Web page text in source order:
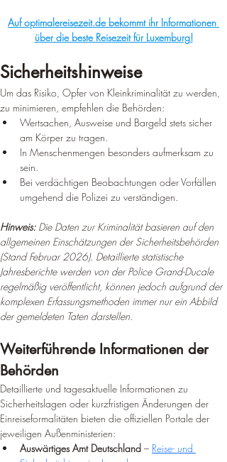
Auf optimalereisezeit.de bekommt ihr Informationen
über die beste Reisezeit für Luxemburg!
Sicherheitshinweise
Um das Risiko, Opfer von Kleinkriminalität zu werden,
zu minimieren, empfehlen die Behörden:
Wertsachen, Ausweise und Bargeld stets sicher
am Körper zu tragen.
In Menschenmengen besonders aufmerksam zu
sein.
Bei verdächtigen Beobachtungen oder Vorfällen
umgehend die Polizei zu verständigen.
Hinweis: Die Daten zur Kriminalität basieren auf den
allgemeinen Einschätzungen der Sicherheitsbehörden
(Stand Februar 2026). Detaillierte statistische
Jahresberichte werden von der Police Grand-Ducale
regelmäßig veröffentlicht, können jedoch aufgrund der
komplexen Erfassungsmethoden immer nur ein Abbild
der gemeldeten Taten darstellen.
Weiterführende Informationen der
Behörden
Detaillierte und tagesaktuelle Informationen zu
Sicherheitslagen oder kurzfristigen Änderungen der
Einreiseformalitäten bieten die offiziellen Portale der
jeweiligen Außenministerien:
Auswärtiges Amt Deutschland – Reise- und